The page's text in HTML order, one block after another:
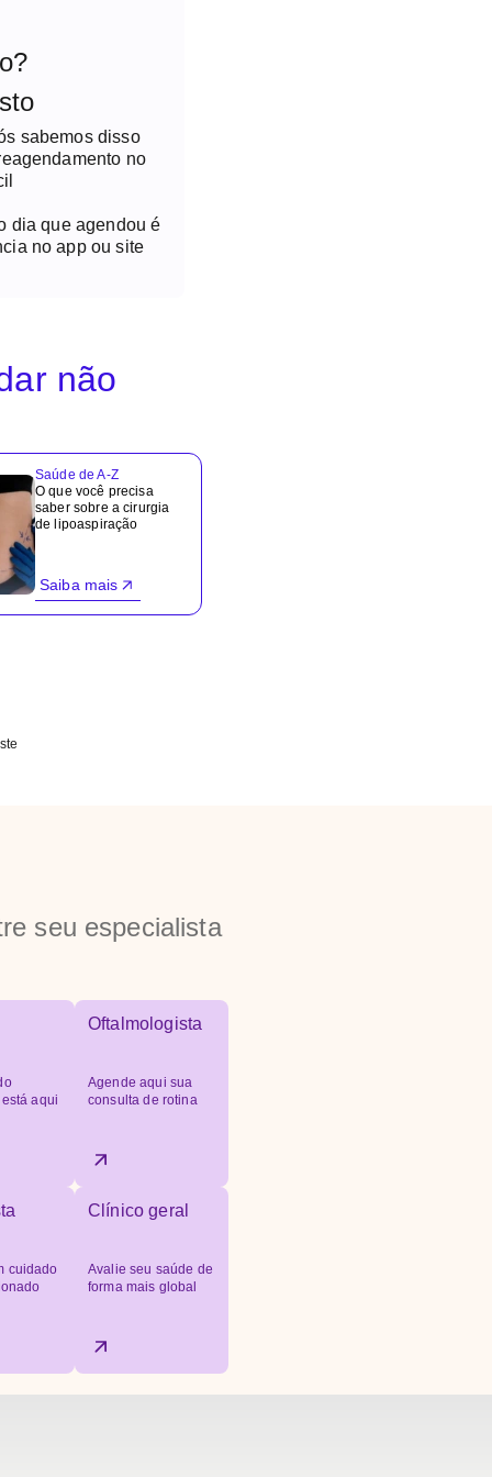
sabemos disso
no
dia que agendou é
no app ou site
não
Saúde de A-Z
O que você precisa
saber sobre a cirurgia
de lipoaspiração
Saiba mais
seu especialista
aqui
Oftalmologista
Agende aqui sua
consulta de rotina
cuidado
Clínico geral
Avalie seu saúde de
forma mais global